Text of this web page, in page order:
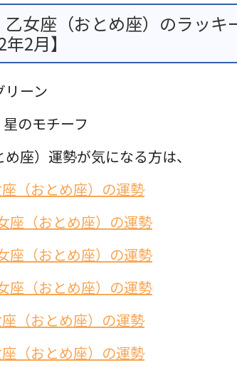
乙女座（おとめ座）のラッ
2月】
リーン
のモチーフ
座）運勢が気になる方は、
座（おとめ座）の運勢
座（おとめ座）の運勢
座（おとめ座）の運勢
座（おとめ座）の運勢
座（おとめ座）の運勢
座（おとめ座）の運勢